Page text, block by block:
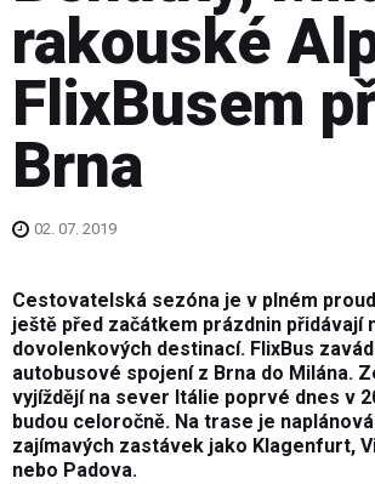
rakouské
FlixBusem
Brna
02. 07. 2019
Cestovatelská sezóna je v plném
ještě před začátkem prázdnin přidávají
dovolenkových destinací. FlixBus
autobusové spojení z Brna do Milána.
vyjíždějí na sever Itálie poprvé dnes v
budou celoročně. Na trase je
zajímavých zastávek jako Klagenfurt,
nebo Padova.